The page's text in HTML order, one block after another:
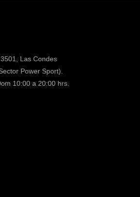
Las Condes
Power Sport).
10:00 a 20:00 hrs.